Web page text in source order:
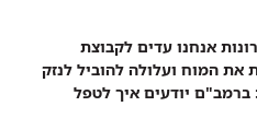
אנחנו עדים לקבוצת
המוח ועלולה להוביל לנזק
יודעים איך לטפל